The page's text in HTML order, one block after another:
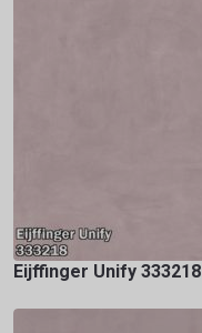
Eijffinger Unify 333218